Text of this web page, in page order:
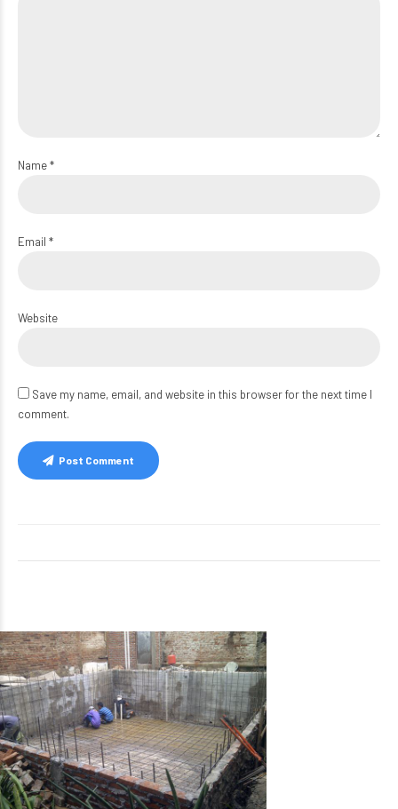
Name *
Email *
Website
Save my name, email, and website in this browser for the next time I
comment.
Post Comment